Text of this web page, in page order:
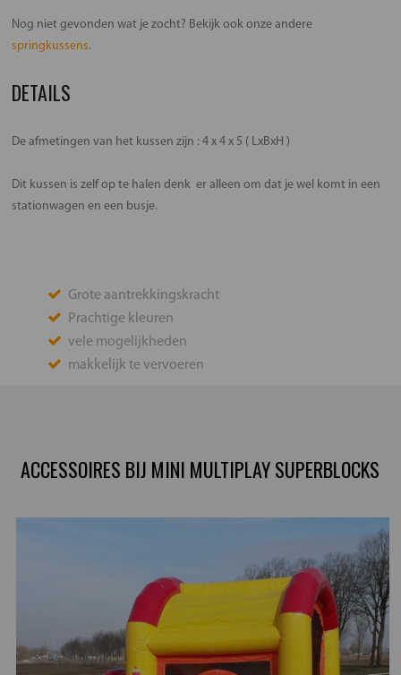
Nog niet gevonden wat je zocht? Bekijk ook onze andere
springkussens.
DETAILS
De afmetingen van het kussen zijn : 4 x 4 x 5 ( LxBxH )
Dit kussen is zelf op te halen denk er alleen om dat je wel komt in een
stationwagen en een busje.
Grote aantrekkingskracht
Prachtige kleuren
vele mogelijkheden
makkelijk te vervoeren
ACCESSOIRES BIJ MINI MULTIPLAY SUPERBLOCKS